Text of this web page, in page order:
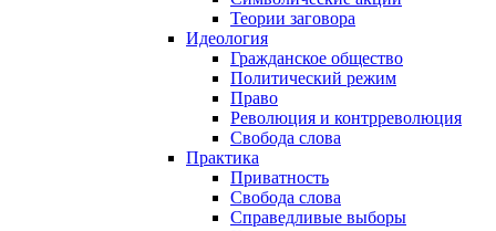
Теории заговора
Идеология
Гражданское общество
Политический режим
Право
Революция и контрреволюция
Свобода слова
Практика
Приватность
Свобода слова
Справедливые выборы